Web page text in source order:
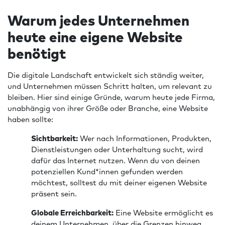
Warum jedes Unternehmen
heute eine eigene Website
benötigt
Die digitale Landschaft entwickelt sich ständig weiter,
und Unternehmen müssen Schritt halten, um relevant zu
bleiben. Hier sind einige Gründe, warum heute jede Firma,
unabhängig von ihrer Größe oder Branche, eine Website
haben sollte:
Sichtbarkeit:Wer nach Informationen, Produkten,
Dienstleistungen oder Unterhaltung sucht, wird
dafür das Internet nutzen. Wenn du von deinen
potenziellen Kund*innen gefunden werden
möchtest, solltest du mit deiner eigenen Website
präsent sein.
Globale Erreichbarkeit: Eine Website ermöglicht es